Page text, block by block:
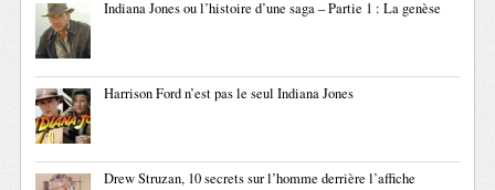
Indiana Jones ou l’histoire d’une saga – Partie 1 : La genèse
Harrison Ford n’est pas le seul Indiana Jones
Drew Struzan, 10 secrets sur l’homme derrière l’affiche